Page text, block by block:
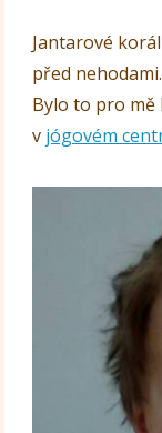
Jantarové
před
Bylo to pro mě
v jógovém